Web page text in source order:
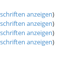
anzeigen)
anzeigen)
anzeigen)
anzeigen)